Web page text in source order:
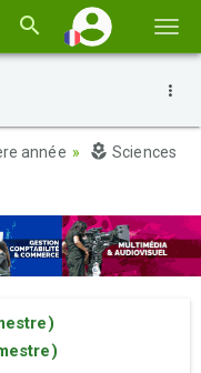
la
année
Sciences